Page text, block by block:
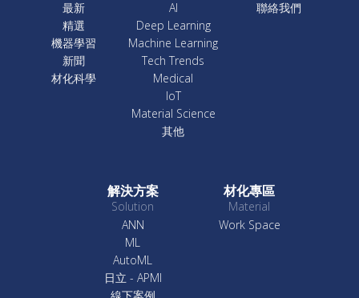
最新
精選
機器學習
新聞
材化科學
AI
Deep Learning
Machine Learning
Tech Trends
Medical
IoT
Material Science
其他
聯絡我們
解決方案
Solution
ANN
ML
AutoML
日立 - APMI
材化專區
Material
Work Space